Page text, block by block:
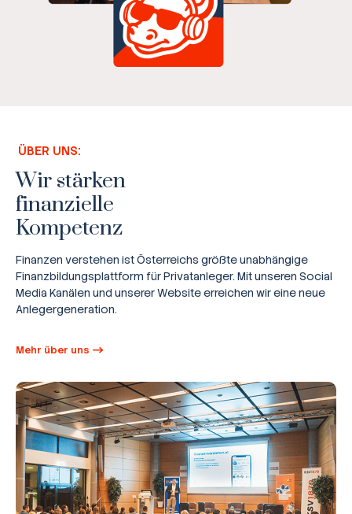
ÜBER UNS:
Wir stärken
finanzielle
Kompetenz
Finanzen verstehen ist Österreichs größte unabhängige
Finanzbildungsplattform für Privatanleger. Mit unseren Social
Media Kanälen und unserer Website erreichen wir eine neue
Anlegergeneration.
Mehr über uns